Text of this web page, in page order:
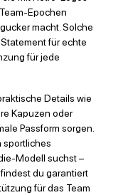
Epochen
macht. Solche
für echte
für jede
Details wie
Kapuzen oder
Passform sorgen.
sportliches
Modell suchst –
du garantiert
für das Team